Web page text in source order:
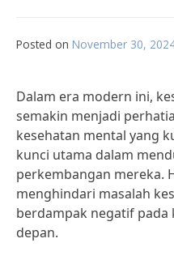
Posted on November 30,
Dalam era modern ini,
semakin menjadi
kesehatan mental yang
kunci utama dalam
perkembangan mereka.
menghindari masalah
berdampak negatif pada
depan.